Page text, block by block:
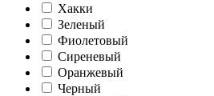
Хакки
Зеленый
Фиолетовый
Сиреневый
Оранжевый
Черный